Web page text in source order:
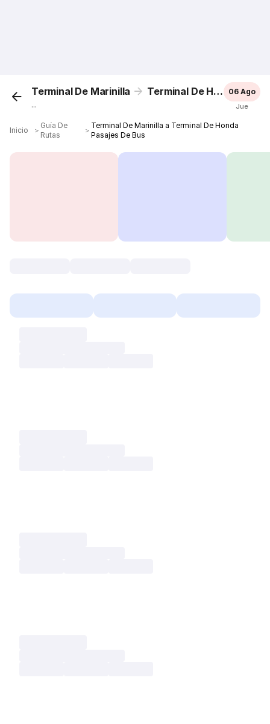
Terminal De Marinilla Terminal De Honda
...
06 Ago
Jue
Inicio ＞
Guía De
Rutas
＞
Terminal De Marinilla a Terminal De Honda
Pasajes De Bus